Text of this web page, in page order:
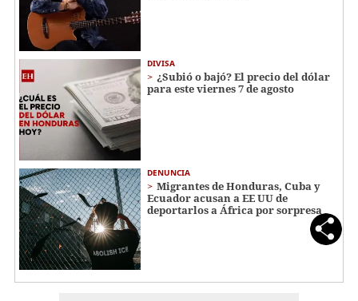
DIVISA
¿Subió o bajó? El precio del dólar
para este viernes 7 de agosto
DENUNCIA
Migrantes de Honduras, Cuba y
Ecuador acusan a EE UU de
deportarlos a África por sorpresa